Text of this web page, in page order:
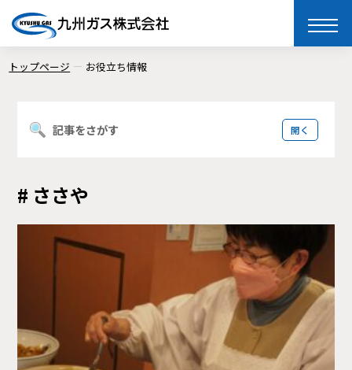
toggle
トップページ お役立ち情報
# ささや
記事をさがす